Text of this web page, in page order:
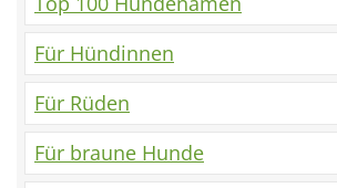
Für Hündinnen
Für Rüden
Für braune Hunde